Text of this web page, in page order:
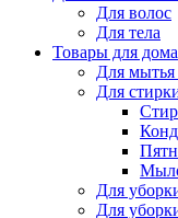
Для волос
Для тела
Товары для дома
Для
Для
Для
Для